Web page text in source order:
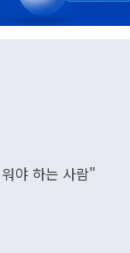
야 하는 사람"